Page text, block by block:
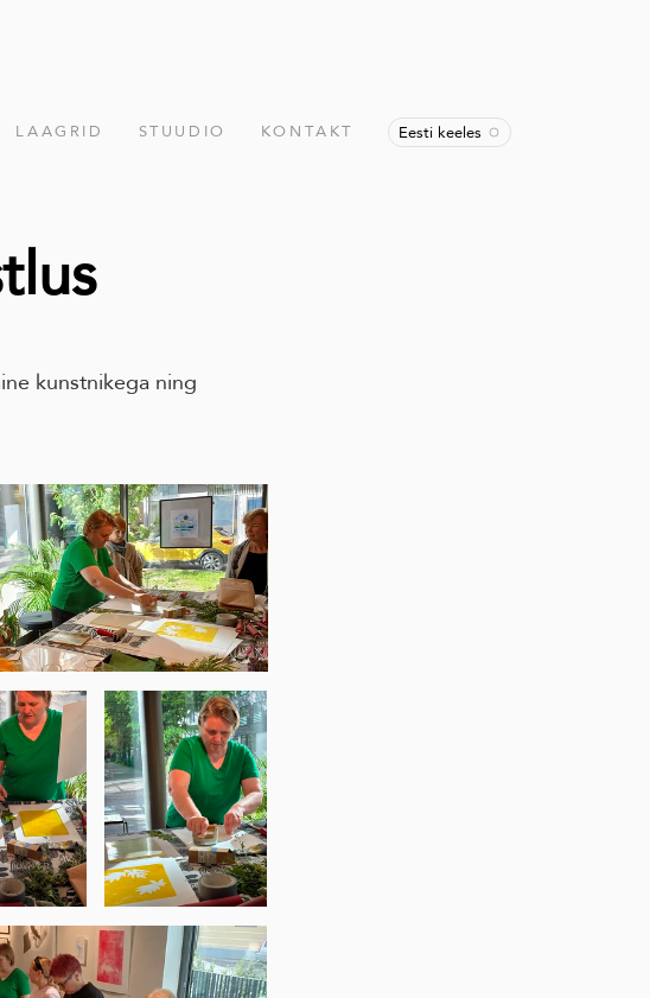
LAAGRID STUUDIO KONTAKT Eesti keeles
kunstnikega ning